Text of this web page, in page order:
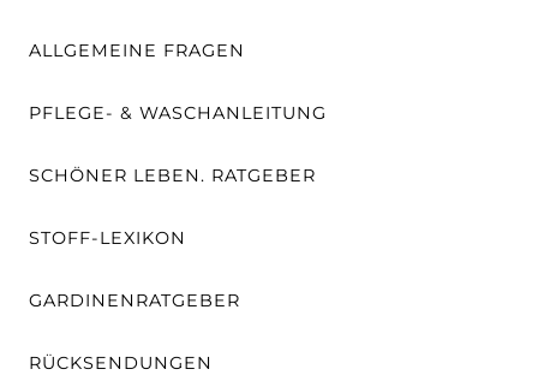
ALLGEMEINE FRAGEN
PFLEGE- & WASCHANLEITUNG
SCHÖNER LEBEN. RATGEBER
STOFF-LEXIKON
GARDINENRATGEBER
RÜCKSENDUNGEN